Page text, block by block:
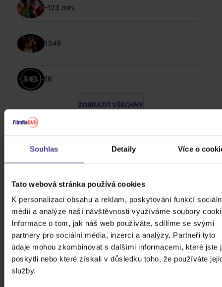
Souhlas Detaily Více o
Tato webová stránka používá cookies
K personalizaci obsahu a reklam, poskytování funkcí
médií a analýze naší návštěvnosti využíváme soubory
Informace o tom, jak náš web používáte, sdílíme se svými
partnery pro sociální média, inzerci a analýzy. Partneři tyto
údaje mohou zkombinovat s dalšími informacemi, které jste
poskytli nebo které získali v důsledku toho, že používáte
služby.
-123 min.
1349
16
ZOBRAZIT VŠECHNY
ROCK 2014 - 2024
Kabát: Original Albums Vol.3
Skladem 439 Kč
Mišík Vladimír: Vteřiny, měsíce a
roky
CD